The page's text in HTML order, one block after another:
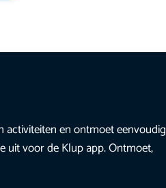
activiteiten en ontmoet eenvoudig
uit voor de Klup app. Ontmoet,